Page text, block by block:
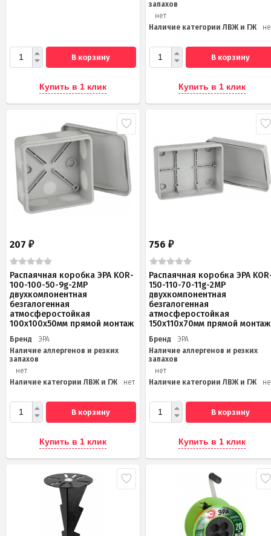
В корзину
Купить в 1 клик
запахов
нет
Наличие категории ЛВЖ и ГЖ
В корзину
Купить в 1 клик
207 ₽
Распаячная коробка ЭРА KOR-
100-100-50-9g-2MP
двухкомпонентная
безгалогенная
атмосферостойкая
100х100х50мм прямой монтаж
Бренд
ЭРА
Наличие аллергенов и резких
запахов
нет
Наличие категории ЛВЖ и ГЖ
нет
В корзину
Купить в 1 клик
756₽
Распаячная коробка ЭРА
150-110-70-11g-2MP
двухкомпонентная
безгалогенная
атмосферостойкая
150х110х70мм прямой монтаж
Бренд
ЭРА
Наличие аллергенов и резких
запахов
нет
Наличие категории ЛВЖ и ГЖ
В корзину
Купить в 1 клик